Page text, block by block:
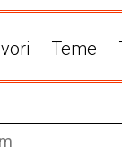
Teme